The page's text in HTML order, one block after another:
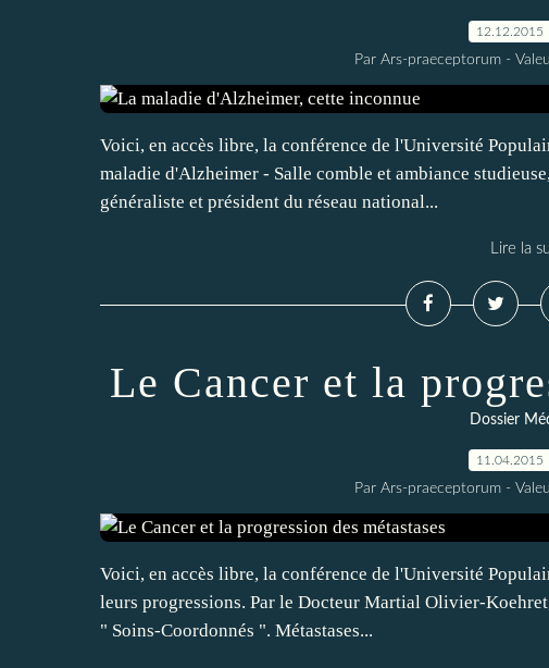
12.12.2015
Par Ars-praeceptorum -
Voici, en accès libre, la conférence de l'Université
maladie d'Alzheimer - Salle comble et ambiance
généraliste et président du réseau national...
Lire la
Le Cancer et la
Dossier
11.04.2015
Par Ars-praeceptorum -
Voici, en accès libre, la conférence de l'Université
leurs progressions. Par le Docteur Martial Olivier-
" Soins-Coordonnés ". Métastases...